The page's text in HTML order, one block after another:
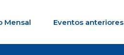
Mensal Eventos anteriores